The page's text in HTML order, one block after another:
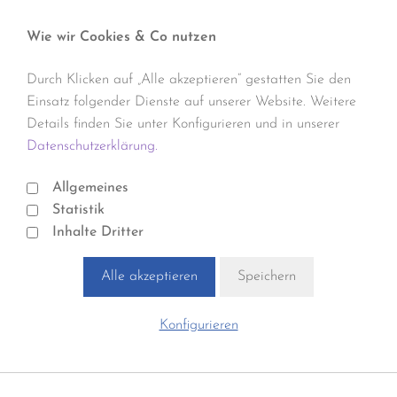
Wie wir Cookies & Co nutzen
Durch Klicken auf „Alle akzeptieren“ gestatten Sie den
Einsatz folgender Dienste auf unserer Website. Weitere
Details finden Sie unter Konfigurieren und in unserer
Datenschutzerklärung.
Allgemeines
Statistik
Inhalte Dritter
Alle akzeptieren Speichern
Konfigurieren